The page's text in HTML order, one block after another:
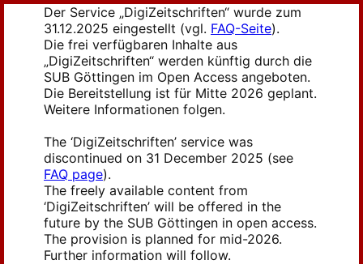
Der Service „DigiZeitschriften“ wurde zum
31.12.2025 eingestellt (vgl. FAQ-Seite).
Die frei verfügbaren Inhalte aus
„DigiZeitschriften“ werden künftig durch die
SUB Göttingen im Open Access angeboten.
Die Bereitstellung ist für Mitte 2026 geplant.
Weitere Informationen folgen.
The ‘DigiZeitschriften’ service was
discontinued on 31 December 2025 (see
FAQ page).
The freely available content from
‘DigiZeitschriften’ will be offered in the
future by the SUB Göttingen in open access.
The provision is planned for mid-2026.
Further information will follow.